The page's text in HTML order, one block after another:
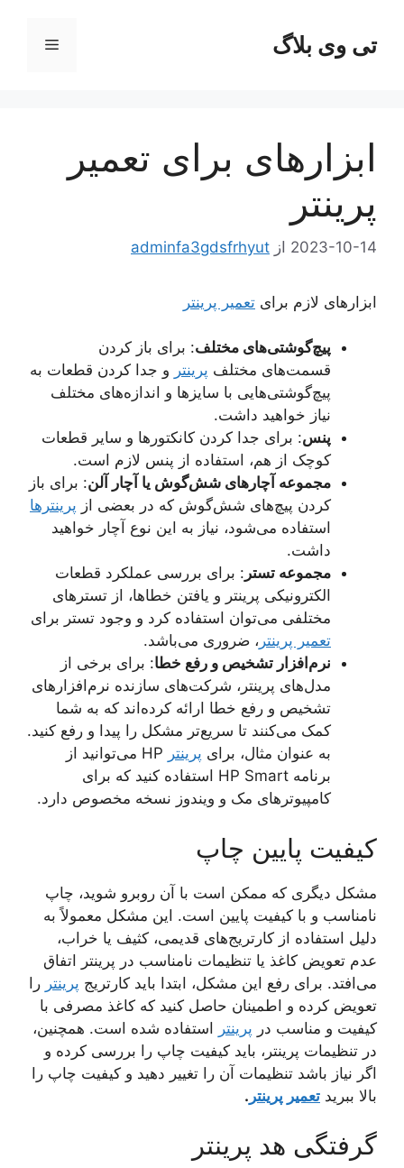
محتواتی وی بلاگ فهرست
ابزارهای برای تعمیر
پرینتر
2023-10-14 از adminfa3gdsfrhyut
ابزارهای لازم برای تعمیر پرینتر
پیچ‌گوشتی‌های مختلف: برای باز کردن
قسمت‌های مختلف پرینتر و جدا کردن قطعات به
پیچ‌گوشتی‌هایی با سایزها و اندازه‌های مختلف
نیاز خواهید داشت.
پنس: برای جدا کردن کانکتورها و سایر قطعات
کوچک از هم، استفاده از پنس لازم است.
مجموعه آچارهای شش‌گوش یا آچار آلن: برای باز
کردن پیچ‌های شش‌گوش که در بعضی از پرینترها
استفاده می‌شود، نیاز به این نوع آچار خواهید
داشت.
مجموعه تستر : برای بررسی عملکرد قطعات
الکترونیکی پرینتر و یافتن خطاها، از تسترهای
مختلفی می‌توان استفاده کرد و وجود تستر برای
تعمیر پرینتر ، ضروری می‌باشد.
نرم‌افزار تشخیص و رفع خطا: برای برخی از
مدل‌های پرینتر، شرکت‌های سازنده نرم‌افزارهای
تشخیص و رفع خطا ارائه کرده‌اند که به شما
کمک می‌کنند تا سریع‌تر مشکل را پیدا و رفع کنید.
به عنوان مثال، برای پرینتر
HP می‌توانید از
برنامه HP Smart استفاده کنید که برای
کامپیوترهای مک و ویندوز نسخه مخصوص دارد.
کیفیت پایین چاپ
مشکل دیگری که ممکن است با آن روبرو شوید، چاپ
نامناسب و با کیفیت پایین است. این مشکل معمولاً به
دلیل استفاده از کارتریج‌های قدیمی، کثیف یا خراب،
عدم تعویض کاغذ یا تنظیمات نامناسب در پرینتر اتفاق
می‌افتد. برای رفع این مشکل، ابتدا باید کارتریج پرینتر را
تعویض کرده و اطمینان حاصل کنید که کاغذ مصرفی با
کیفیت و مناسب در پرینتر استفاده شده است. همچنین،
در تنظیمات پرینتر، باید کیفیت چاپ را بررسی کرده و
اگر نیاز باشد تنظیمات آن را تغییر دهید و کیفیت چاپ را
بالا ببرید تعمیر پرینتر .
گرفتگی هد پرینتر